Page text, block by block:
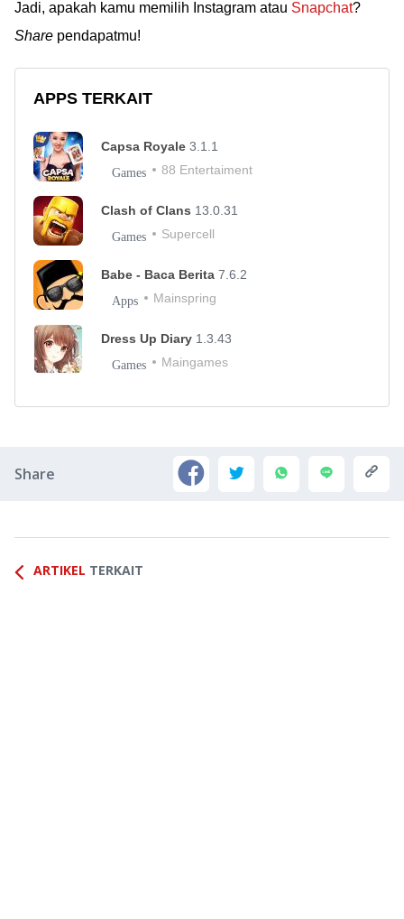
Jadi, apakah kamu memilih Instagram atau Snapchat?
Share pendapatmu!
APPS TERKAIT
Capsa Royale 3.1.1
Games 88 Entertaiment
Clash of Clans 13.0.31
Games Supercell
Babe - Baca Berita 7.6.2
Apps Mainspring
Dress Up Diary 1.3.43
Games Maingames
Share
ARTIKEL TERKAIT